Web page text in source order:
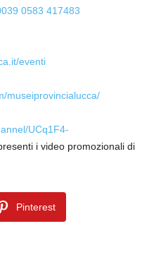
0583 417483
eventi
museiprovincialucca/
UCq1F4-
i video promozionali di
Pinterest